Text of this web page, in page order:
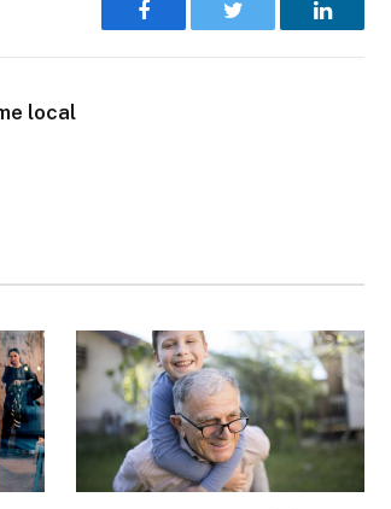
Facebook Twitter LinkedIn
local